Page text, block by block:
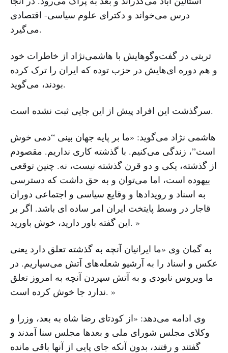
درس می‌خواند و دکترای علوم سیاسی- اقتصادی
می‌گیرد.
تربتی در گفت‌وگوهایش با هاشمی‌نژاد از خاطرات خود
و هم دوره ‌ای‌هایش در حزب توده که ایران را ترک کرده
بودند، می‌گوید.
سرگذشت این افراد پیش از این جایی ثبت نشده است.
هاشمی نژاد می‌گوید: «ما بر پایه جهان بینی “دمی خوش
است”، زندگی می‌کنیم. با گذشته کاری نداریم. مقصودم
از گذشته، یکی و دو قرن گذشته نیست، نه. چنین توقعی
بیهوده است، اما می‌توان و به حق داشت که دسترسی
به اسناد و رویدادها و وقایع سیاسی و اجتماعی دوران
قاجار در وسط پایتخت ایران امر ساده ای باشد. اگر بر
این گفته باور دارید، خوش باورید. »
به گمان وی «ما ایرانیان آنچه به گذشته تعلق دارد یعنی
عکس و اسناد را به آرشیو شعله‌های آتش می‌سپاریم. در
ما ویروس نابودی و به آتش سپردن آنچه به امروز تعلق
ندارد جا خوش کرده است. »
وی ادامه می‌دهد: «از کودتای رضا شاه به بعد، وزرا و
وکلای مجلس شورای ملی و بعدها مجلس سنا آمدند و
گفتند و رفتند، بدون آنکه جای پایی از آنها باقی مانده